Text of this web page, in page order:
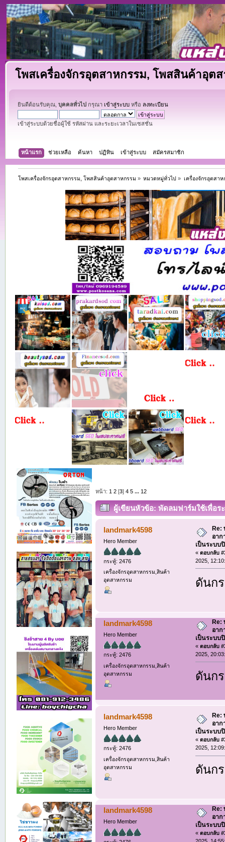
โพสเครื่องจักรอุตสาหกรรม, โพสสินค้าอุต
ยินดีต้อนรับคุณ, บุคคลทั่วไป กรุณา เข้าสู่ระบบหรือ ลงทะเบียน
เข้าสู่ระบบด้วยชื่อผู้ใช้ รหัสผ่าน และระยะเวลาในเซสชั่น
หน้าแรก ช่วยเหลือ ค้นหา ปฏิทิน เข้าสู่ระบบ สมัครสมาชิก
โพสเครื่องจักรอุตสาหกรรม, โพสสินค้าอุตสาหกรรม » หมวดหมู่ทั่วไป » เครื่องจักรอุตสา
หน้า: 1 2[3] 4 5 ... 12
ผู้เขียนหัวข้อ: พัดลมฟาร์มใช้เพื่อร
ทำให้อากาศถ่ายเท. (อ่าน 5094 ครั้ง)
landmark4598
Hero Member
กระทู้: 2476
เครื่องจักรอุตสาหกรรม,สินค้า
อุตสาหกรรม
Re:
อา
เป็นระบบ
«ตอบกลับ
2025,
ดันก
landmark4598
Hero Member
กระทู้: 2476
เครื่องจักรอุตสาหกรรม,สินค้า
อุตสาหกรรม
Re:
อา
เป็นระบบ
«ตอบกลับ
2025,
ดันก
landmark4598
Hero Member
กระทู้: 2476
เครื่องจักรอุตสาหกรรม,สินค้า
อุตสาหกรรม
Re:
อา
เป็นระบบ
«ตอบกลับ
2025,
ดันก
landmark4598
Hero Member
Re:
อา
เป็นระบบ
«ตอบกลับ